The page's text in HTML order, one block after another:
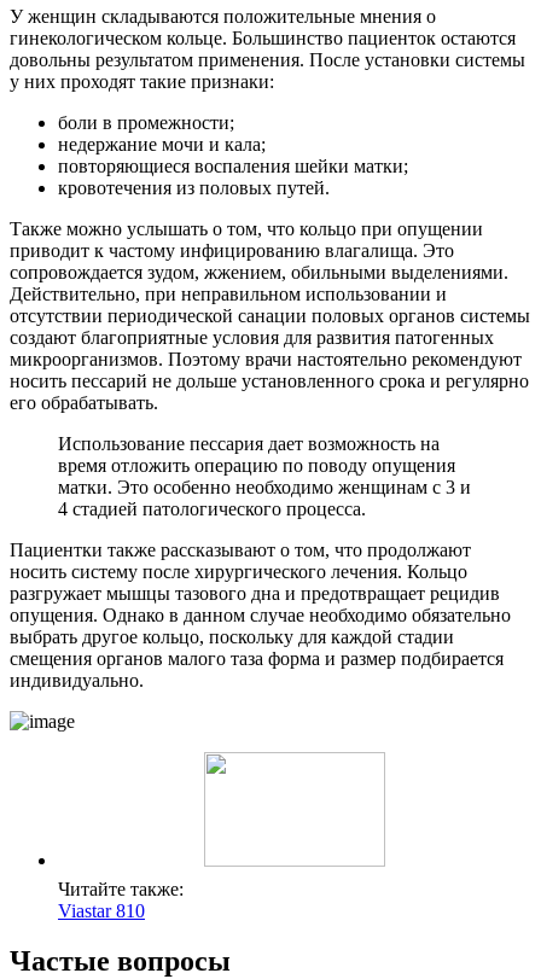
У женщин складываются положительные мнения о
гинекологическом кольце. Большинство пациенток остаются
довольны результатом применения. После установки системы
у них проходят такие признаки:
боли в промежности;
недержание мочи и кала;
повторяющиеся воспаления шейки матки;
кровотечения из половых путей.
Также можно услышать о том, что кольцо при опущении
приводит к частому инфицированию влагалища. Это
сопровождается зудом, жжением, обильными выделениями.
Действительно, при неправильном использовании и
отсутствии периодической санации половых органов системы
создают благоприятные условия для развития патогенных
микроорганизмов. Поэтому врачи настоятельно рекомендуют
носить пессарий не дольше установленного срока и регулярно
его обрабатывать.
Использование пессария дает возможность на
время отложить операцию по поводу опущения
матки. Это особенно необходимо женщинам с 3 и
4 стадией патологического процесса.
Пациентки также рассказывают о том, что продолжают
носить систему после хирургического лечения. Кольцо
разгружает мышцы тазового дна и предотвращает рецидив
опущения. Однако в данном случае необходимо обязательно
выбрать другое кольцо, поскольку для каждой стадии
смещения органов малого таза форма и размер подбирается
индивидуально.
Читайте также:
Viastar 810
Частые вопросы